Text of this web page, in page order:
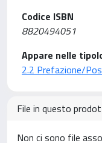
Codice ISBN
8820494051
Appare nelle
2.2 Prefazione/
File in questo
Non ci sono file